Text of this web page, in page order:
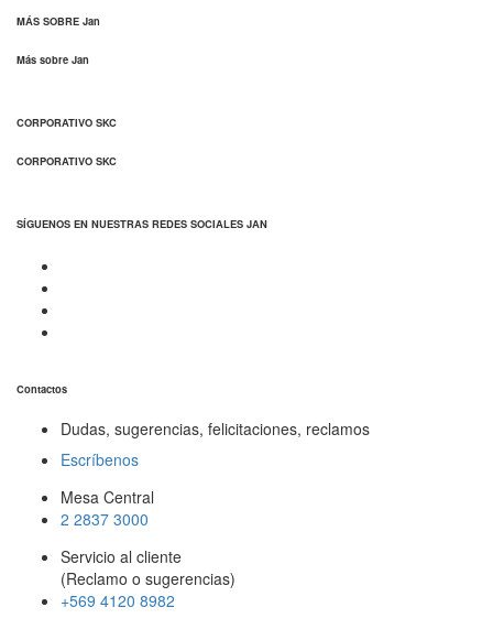
MÁS SOBRE Jan
Más sobre Jan
CORPORATIVO SKC
CORPORATIVO SKC
SÍGUENOS EN NUESTRAS REDES SOCIALES JAN
Contactos
Dudas, sugerencias, felicitaciones, reclamos
Escríbenos
Mesa Central
2 2837 3000
Servicio al cliente
(Reclamo o sugerencias)
+569 4120 8982